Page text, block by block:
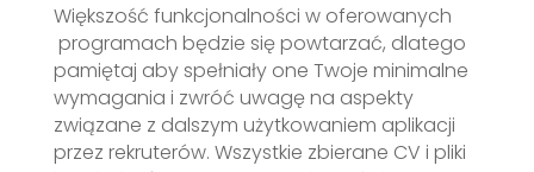
Większość funkcjonalności w oferowanych
programach będzie się powtarzać, dlatego
pamiętaj aby spełniały one Twoje minimalne
wymagania i zwróć uwagę na aspekty
związane z dalszym użytkowaniem aplikacji
przez rekruterów. Wszystkie zbierane CV i pliki